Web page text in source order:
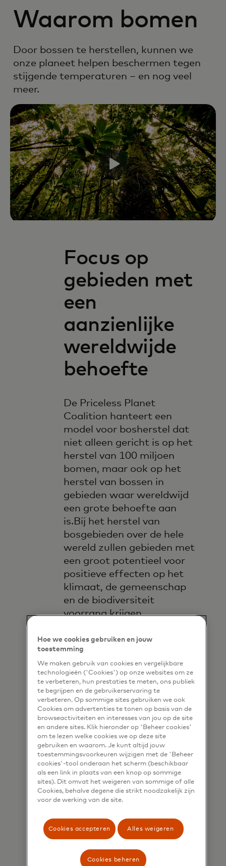
Waarom bomen
Door bossen te herstellen, kunnen we
onze planeet helpen beschermen tegen
stijgende temperaturen – en nog veel
meer.
Focus op
gebieden met
een
aanzienlijke
wereldwijde
behoefte
De Priceless Planet
Coalition hanteert een
model voor bosherstel dat
niet alleen gericht is op het
herstel van 100 miljoen
bomen, maar ook op het
herstel van bossen in
gebieden waar wereldwijd
een grote behoefte aan
is.Bij het herstel van
bosgebieden over de hele
wereld zullen gebieden met
een groot potentieel voor
positieve effecten op het
klimaat, de gemeenschap
en de biodiversiteit
voorrang krijgen.
Onder begeleiding van
Conservation International
en het World Resources
Institute zullen we
wetenschappelijk
onderbouwde methoden
toepassen voor de selectie,
implementatie en
langetermijnmonitoring van
onze
herstelinspanningen.Wij zijn
ervan overtuigd dat deze
aanpak de Priceless Planet
Coalition onderscheidt,
zowel wat betreft de
omvang als de kwaliteit van
zijn te verrichten.
Hoe we cookies gebruiken en jouw
toestemming
We maken gebruik van cookies en vergelijkbare
technologieën ('Cookies') op onze websites om ze
te verbeteren, hun prestaties te meten, ons publiek
te begrijpen en de gebruikerservaring te
verbeteren. Op sommige sites gebruiken we ook
Cookies om advertenties te tonen op basis van de
browseactiviteiten en interesses van jou op de site
en andere sites. Klik hieronder op 'Beheer cookies'
om te lezen welke cookies we op deze site
gebruiken en waarom. Je kunt altijd jouw
toestemmingsvoorkeuren wijzigen met de 'Beheer
cookies'-tool onderaan het scherm (beschikbaar
als een link in plaats van een knop op sommige
sites). Dit omvat het weigeren van sommige of alle
Cookies, behalve degene die strikt noodzakelijk zijn
voor de werking van de site.
Cookies accepteren Alles weigeren
Cookies beheren